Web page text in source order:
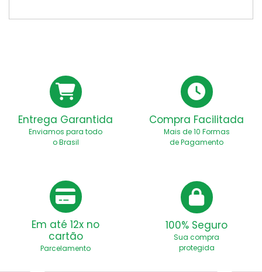
Entrega Garantida
Enviamos para todo
o Brasil
Compra Facilitada
Mais de 10 Formas
de Pagamento
Em até 12x no
cartão
Parcelamento
100% Seguro
Sua compra
protegida